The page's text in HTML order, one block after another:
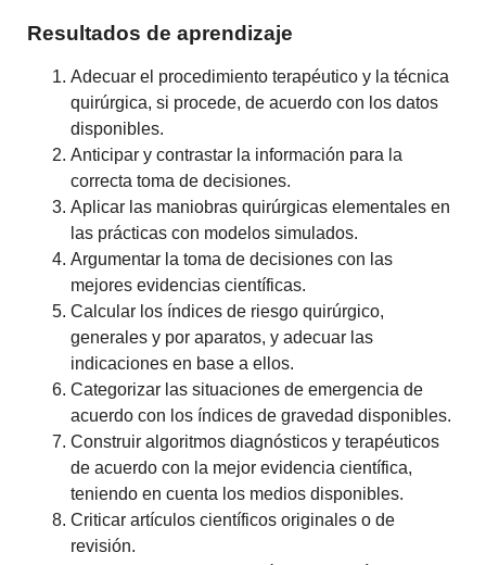
Resultados de aprendizaje
Adecuar el procedimiento terapéutico y la técnica
quirúrgica, si procede, de acuerdo con los datos
disponibles.
Anticipar y contrastar la información para la
correcta toma de decisiones.
Aplicar las maniobras quirúrgicas elementales en
las prácticas con modelos simulados.
Argumentar la toma de decisiones con las
mejores evidencias científicas.
Calcular los índices de riesgo quirúrgico,
generales y por aparatos, y adecuar las
indicaciones en base a ellos.
Categorizar las situaciones de emergencia de
acuerdo con los índices de gravedad disponibles.
Construir algoritmos diagnósticos y terapéuticos
de acuerdo con la mejor evidencia científica,
teniendo en cuenta los medios disponibles.
Criticar artículos científicos originales o de
revisión.